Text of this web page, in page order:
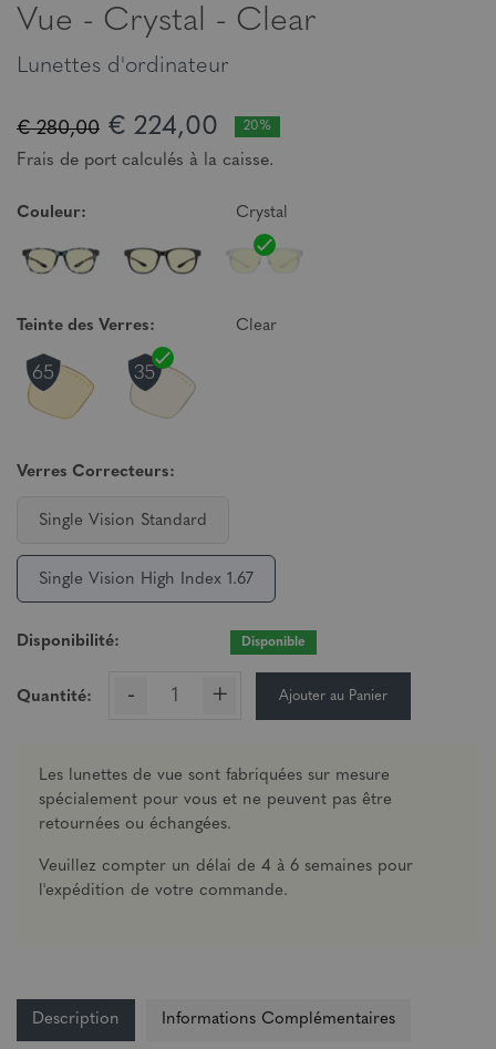
Vue - Crystal - Clear
Lunettes d'ordinateur
€ 280,00 € 224,00 20%
Frais de port calculés à la caisse.
Couleur: Crystal
Teinte des Verres: Clear
Verres Correcteurs:
Single Vision Standard
Single Vision High Index 1.67
Disponibilité: Disponible
Quantité: - + Ajouter au Panier
Les lunettes de vue sont fabriquées sur mesure
spécialement pour vous et ne peuvent pas être
retournées ou échangées.
Veuillez compter un délai de 4 à 6 semaines pour
l'expédition de votre commande.
Description Informations Complémentaires